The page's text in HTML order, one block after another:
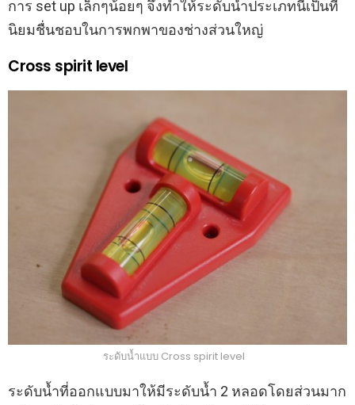
การ set up เล็กๆน้อยๆ จึงทำให้ระดับน้ำประเภทนี้เป็นที่
นิยมชื่นชอบในการพกพาของช่างส่วนใหญ่
Cross spirit level
ระดับน้ำแบบ Cross spirit level
ระดับน้ำที่ออกแบบมาให้มีระดับน้ำ 2 หลอดโดยส่วนมาก